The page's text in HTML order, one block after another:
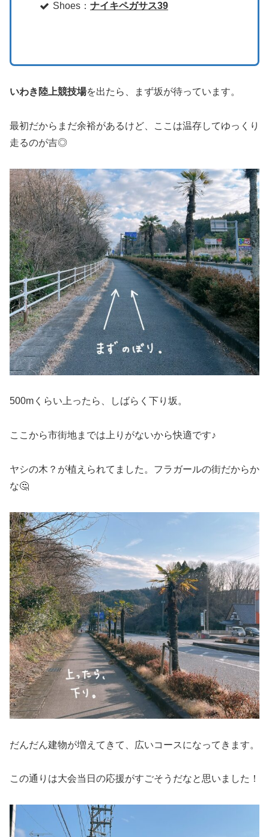
Shoes： ナイキペガサス39
いわき陸上競技場を出たら、まず坂が待っています。
最初だからまだ余裕があるけど、ここは温存してゆっくり
走るのが吉◎
500mくらい上ったら、しばらく下り坂。
ここから市街地までは上りがないから快適です♪
ヤシの木？が植えられてました。フラガールの街だからか
な🤔
だんだん建物が増えてきて、広いコースになってきます。
この通りは大会当日の応援がすごそうだなと思いました！